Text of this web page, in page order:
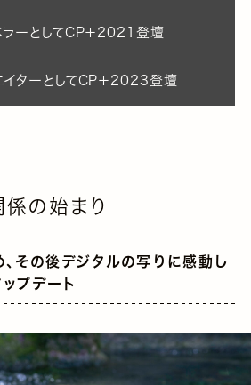
ラーとしてCP＋2021登壇
イターとしてCP＋2023登壇
係の始まり
その後デジタルの写りに感動し
プデート